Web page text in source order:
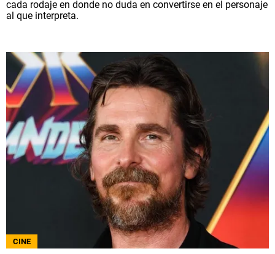
cada rodaje en donde no duda en convertirse en el personaje
al que interpreta.
CINE